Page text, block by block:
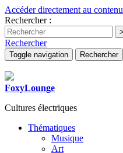
Accéder directement au contenu
Rechercher :
Rechercher
Toggle navigation Rechercher
FoxyLounge
Cultures électriques
Thématiques
Musique
Art